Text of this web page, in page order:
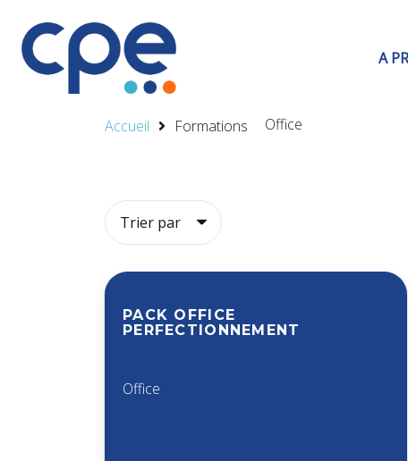
A
Accueil Formations Office
PACK OFFICE
PERFECTIONNEMENT
Office